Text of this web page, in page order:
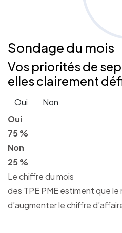
Sondagedu mois
Vos priorités de
elles clairement
Oui
Non
Oui
75 %
Non
25 %
Le chiffre du mois
des TPE PME estiment que
d’augmenter le chiffre